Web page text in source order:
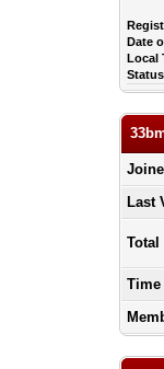
Date
Local
Last
Total